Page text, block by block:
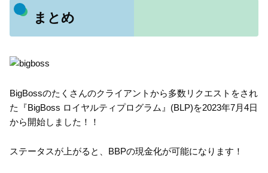
まとめ
BigBossのたくさんのクライアントから多数リクエストをされ
た『BigBoss ロイヤルティプログラム』(BLP)を2023年7月4日
から開始しました！！
ステータスが上がると、BBPの現金化が可能になります！